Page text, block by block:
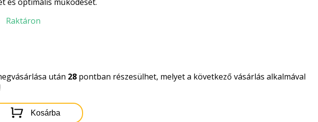
Raktáron
után 28pontban részesülhet, melyet a következő vásárlás alkalmával
Kosárba